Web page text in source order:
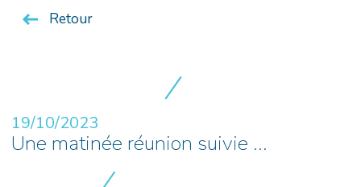
Retour
19/10/2023
Une matinée réunion suivie ...